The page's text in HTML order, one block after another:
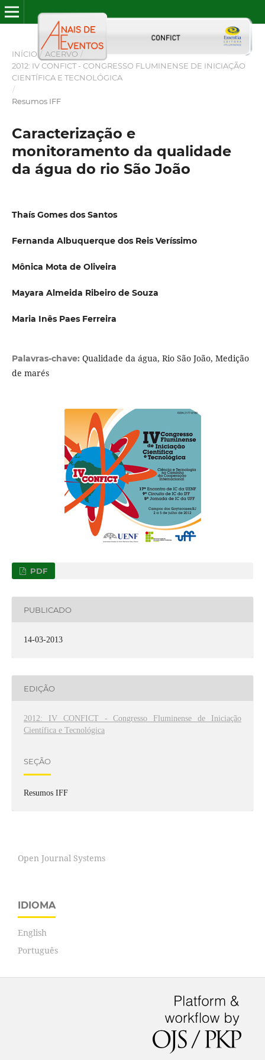
INÍCIO / ACERVO /
2012: IV CONFICT - CONGRESSO FLUMINENSE DE INICIAÇÃO
CIENTÍFICA E TECNOLÓGICA
/
Resumos IFF
Caracterização e
monitoramento da qualidade
da água do rio São João
Thaís Gomes dos Santos
Fernanda Albuquerque dos Reis Veríssimo
Mônica Mota de Oliveira
Mayara Almeida Ribeiro de Souza
Maria Inês Paes Ferreira
Palavras-chave: Qualidade da água, Rio São João, Medição
de marés
PDF
PUBLICADO
14-03-2013
EDIÇÃO
2012: IV CONFICT - Congresso Fluminense de Iniciação
Científica e Tecnológica
SEÇÃO
Resumos IFF
Open Journal Systems
IDIOMA
English
Português